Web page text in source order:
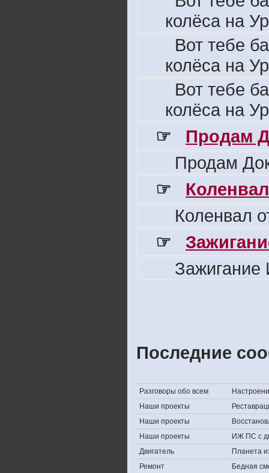
колёса на
Вот тебе
колёса на
Вот тебе
колёса на
☞
Продам
Продам
☞
Коленвал
☞
Последние
Разговоры обо всем
Наши проекты
Наши проекты
Наши проекты
ИЖ ПС с
Двигатель
Планета
Ремонт
Бедная